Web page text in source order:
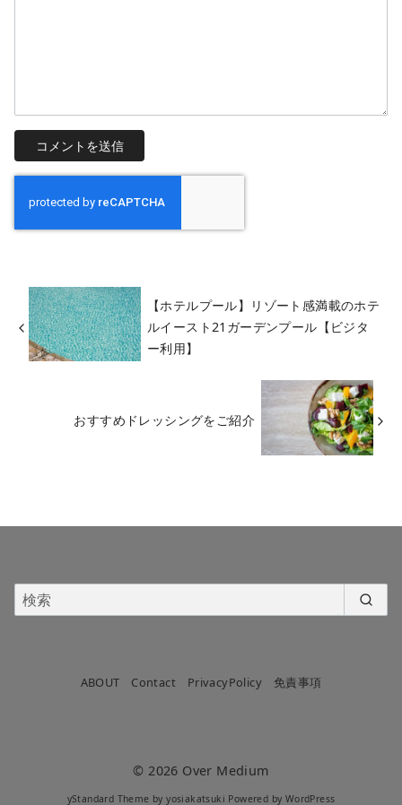
【ホテルプール】リゾート感満載のホテ
ルイースト21ガーデンプール【ビジタ
ー利用】
おすすめドレッシングをご紹介
ABOUT Contact PrivacyPolicy 免責事項
© 2026 Over Medium
yStandard Theme byyosiakatsuki Powered by WordPress